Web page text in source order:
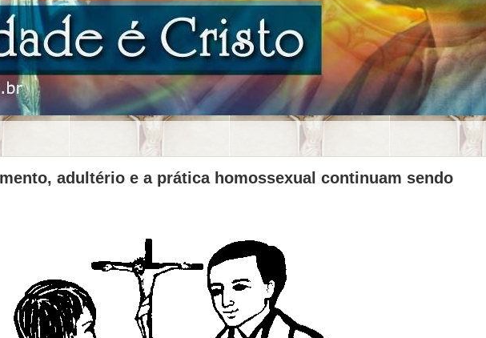
adultério e a prática homossexual continuam sendo